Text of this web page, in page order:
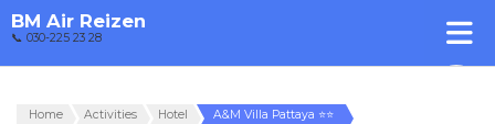
BM Air Reizen
📞 030-225 23 28
Home Activities Hotel A&M Villa Pattaya ⭐⭐